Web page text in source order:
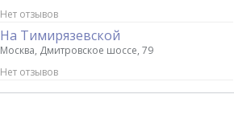
Нет отзывов
На Тимирязевской
Москва, Дмитровское шоссе, 79
Нет отзывов